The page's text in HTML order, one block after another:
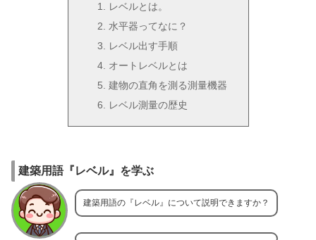
レベルとは。
水平器ってなに？
レベル出す手順
オートレベルとは
建物の直角を測る測量機器
レベル測量の歴史
建築用語『レベル』を学ぶ
建築用語の『レベル』について説明できますか？